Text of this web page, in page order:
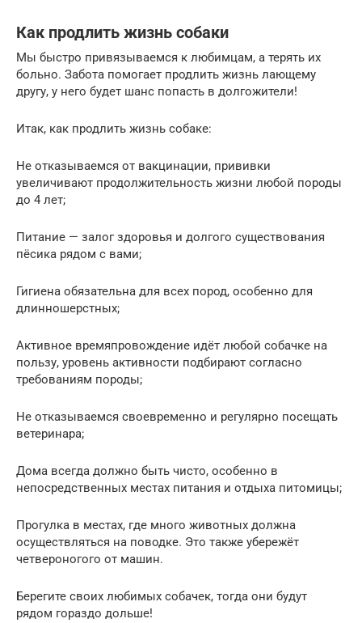
Как продлить жизнь собаки
Мы быстро привязываемся к любимцам, а терять их
больно. Забота помогает продлить жизнь лающему
другу, у него будет шанс попасть в долгожители!
Итак, как продлить жизнь собаке:
Не отказываемся от вакцинации, прививки
увеличивают продолжительность жизни любой породы
до 4 лет;
Питание — залог здоровья и долгого существования
пёсика рядом с вами;
Гигиена обязательна для всех пород, особенно для
длинношерстных;
Активное времяпровождение идёт любой собачке на
пользу, уровень активности подбирают согласно
требованиям породы;
Не отказываемся своевременно и регулярно посещать
ветеринара;
Дома всегда должно быть чисто, особенно в
непосредственных местах питания и отдыха питомицы;
Прогулка в местах, где много животных должна
осуществляться на поводке. Это также убережёт
четвероногого от машин.
Берегите своих любимых собачек, тогда они будут
рядом гораздо дольше!